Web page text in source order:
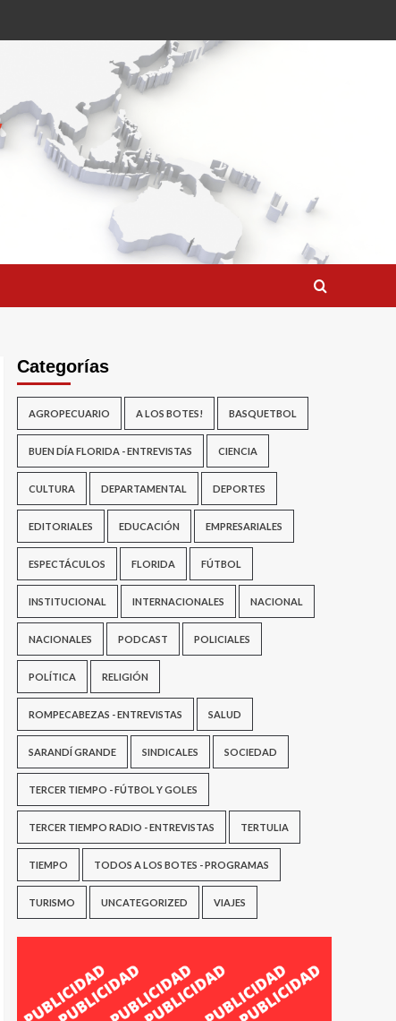
Categorías
AGROPECUARIO A LOS BOTES! BASQUETBOL
BUEN DÍA FLORIDA - ENTREVISTAS CIENCIA
CULTURA DEPARTAMENTAL DEPORTES
EDITORIALES EDUCACIÓN EMPRESARIALES
ESPECTÁCULOS FLORIDA FÚTBOL
INSTITUCIONAL INTERNACIONALES NACIONAL
NACIONALES PODCAST POLICIALES
POLÍTICA RELIGIÓN
ROMPECABEZAS - ENTREVISTAS SALUD
SARANDÍ GRANDE SINDICALES SOCIEDAD
TERCER TIEMPO - FÚTBOL Y GOLES
TERCER TIEMPO RADIO - ENTREVISTAS TERTULIA
TIEMPO TODOS A LOS BOTES - PROGRAMAS
TURISMO UNCATEGORIZED VIAJES